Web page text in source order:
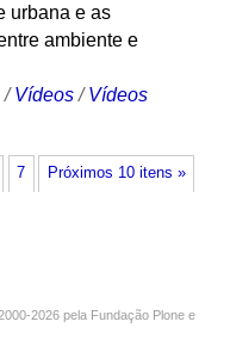
urbana e as
ambiente e
/Vídeos /Vídeos
Próximos 10 itens »
7
2026 pela Fundação Plone e